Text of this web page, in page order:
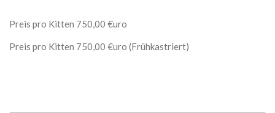
Preis pro Kitten 750,00 €uro
Preis pro Kitten 750,00 €uro (Frühkastriert)